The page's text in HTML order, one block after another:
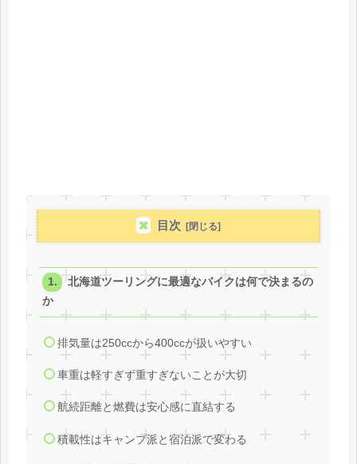
目次
北海道ツーリングに最適なバイクは何で決まるの
か
排気量は250ccから400ccが扱いやすい
車重は軽すぎず重すぎないことが大切
航続距離と燃費は安心感に直結する
積載性はキャンプ派と宿泊派で変わる